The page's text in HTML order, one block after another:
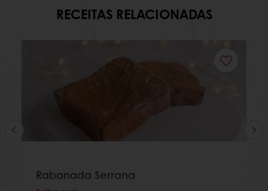
RECEITAS RELACIONADAS
Rabanada Serrana